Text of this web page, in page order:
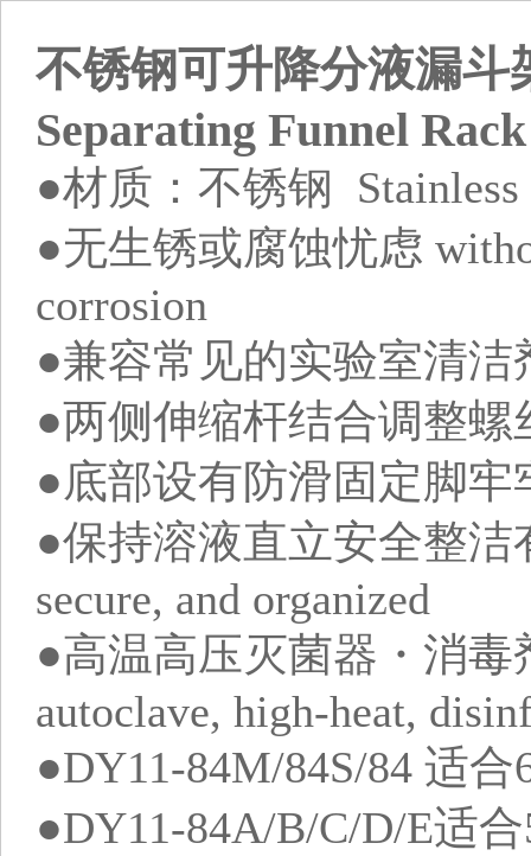
不锈钢可升降分液漏斗
Separating Funnel Rack
●材质：不锈钢 Stainless
●无生锈或腐蚀忧虑
corrosion
●兼容常见的实验室清洁
●两侧伸缩杆结合调整螺
●底部设有防滑固定脚牢
●保持溶液直立安全整洁
secure, and organized
●高温高压灭菌器・消毒
autoclave, high-heat,
●DY11-84M/84S/84 适
●DY11-84A/B/C/D/E适